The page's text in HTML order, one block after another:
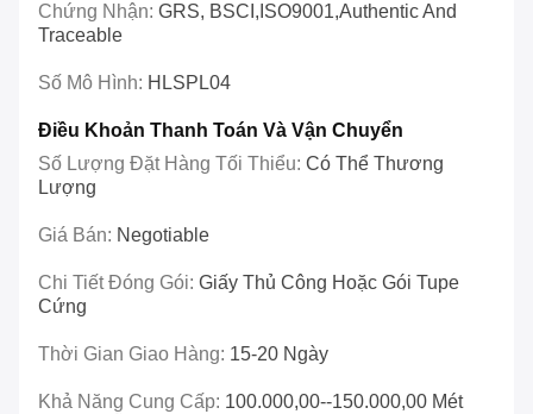
Chứng Nhận: GRS, BSCI,ISO9001,Authentic And
Traceable
Số Mô Hình: HLSPL04
Điều Khoản Thanh Toán Và Vận Chuyển
Số Lượng Đặt Hàng Tối Thiểu: Có Thể Thương
Lượng
Giá Bán: Negotiable
Chi Tiết Đóng Gói: Giấy Thủ Công Hoặc Gói Tupe
Cứng
Thời Gian Giao Hàng: 15-20 Ngày
Khả Năng Cung Cấp: 100.000,00--150.000,00 Mét